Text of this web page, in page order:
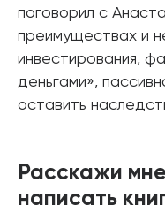
поговорил с
преимуществах и
инвестирования,
деньгами»,
оставить
Расскажи
написать